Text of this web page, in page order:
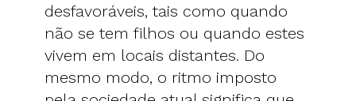
desfavoráveis, tais como quando
não se tem filhos ou quando estes
vivem em locais distantes. Do
mesmo modo, o ritmo imposto